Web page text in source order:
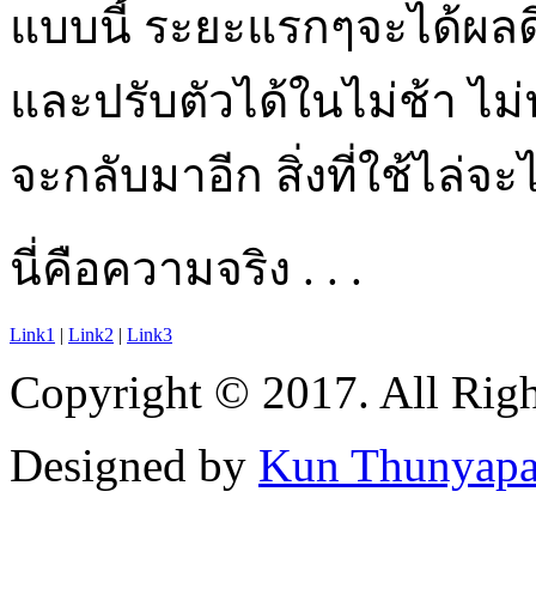
แบบนี้ ระยะแรกๆจะได้ผ
และปรับตัวได้ในไม่ช้า ไ
จะกลับมาอีก สิ่งที่ใช้ไล่จ
นี่คือความจริง . . .
Link1 | Link2 | Link3
Copyright © 2017. All
Designed by Kun